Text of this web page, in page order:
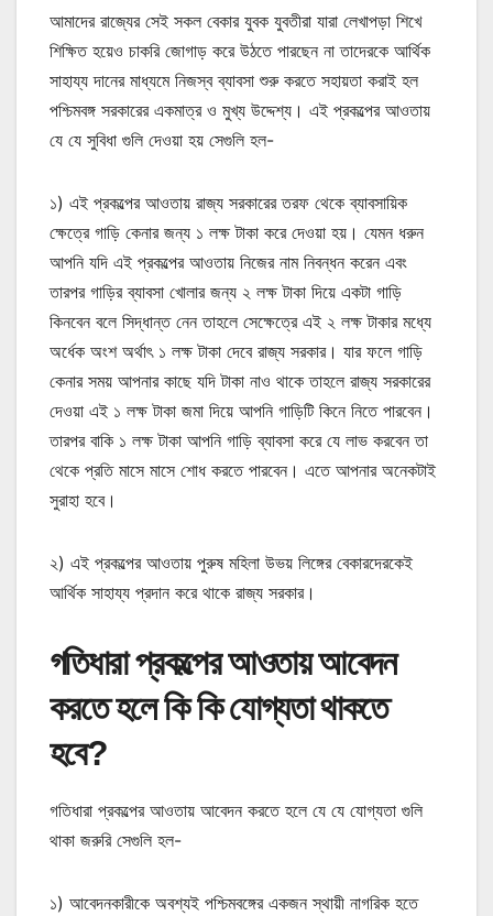
আমাদের রাজ্যের সেই সকল বেকার যুবক যুবতীরা যারা লেখাপড়া শিখে
শিক্ষিত হয়েও চাকরি জোগাড় করে উঠতে পারছেন না তাদেরকে আর্থিক
সাহায্য দানের মাধ্যমে নিজস্ব ব্যাবসা শুরু করতে সহায়তা করাই হল
পশ্চিমবঙ্গ সরকারের একমাত্র ও মুখ্য উদ্দেশ্য। এই প্রকল্পের আওতায়
যে যে সুবিধা গুলি দেওয়া হয় সেগুলি হল-
১) এই প্রকল্পের আওতায় রাজ্য সরকারের তরফ থেকে ব্যাবসায়িক
ক্ষেত্রে গাড়ি কেনার জন্য ১ লক্ষ টাকা করে দেওয়া হয়। যেমন ধরুন
আপনি যদি এই প্রকল্পের আওতায় নিজের নাম নিবন্ধন করেন এবং
তারপর গাড়ির ব্যাবসা খোলার জন্য ২ লক্ষ টাকা দিয়ে একটা গাড়ি
কিনবেন বলে সিদ্ধান্ত নেন তাহলে সেক্ষেত্রে এই ২ লক্ষ টাকার মধ্যে
অর্ধেক অংশ অর্থাৎ ১ লক্ষ টাকা দেবে রাজ্য সরকার। যার ফলে গাড়ি
কেনার সময় আপনার কাছে যদি টাকা নাও থাকে তাহলে রাজ্য সরকারের
দেওয়া এই ১ লক্ষ টাকা জমা দিয়ে আপনি গাড়িটি কিনে নিতে পারবেন।
তারপর বাকি ১ লক্ষ টাকা আপনি গাড়ি ব্যাবসা করে যে লাভ করবেন তা
থেকে প্রতি মাসে মাসে শোধ করতে পারবেন। এতে আপনার অনেকটাই
সুরাহা হবে।
২) এই প্রকল্পের আওতায় পুরুষ মহিলা উভয় লিঙ্গের বেকারদেরকেই
আর্থিক সাহায্য প্রদান করে থাকে রাজ্য সরকার।
গতিধারা প্রকল্পের আওতায় আবেদন
করতে হলে কি কি যোগ্যতা থাকতে
হবে?
গতিধারা প্রকল্পের আওতায় আবেদন করতে হলে যে যে যোগ্যতা গুলি
থাকা জরুরি সেগুলি হল-
১) আবেদনকারীকে অবশ্যই পশ্চিমবঙ্গের একজন স্থায়ী নাগরিক হতে